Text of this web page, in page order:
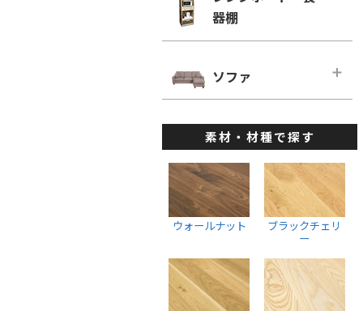
ウォールナット
ブラックチェリー
ホワイトアッシュ
スツール
■幅200cm
幅200cm－奥行き46cm
幅200cm－奥行き60cm
■幅220cm
幅220cm－奥行き46cm
幅220cmー奥行き60cm
■幅240cm
幅240cm－奥行き46cm
幅240cmー奥行き60cm
幅200cm以上
ブラックチェリー
ホワイトオーク
ホワイトアッシュ
幅100cm未満
幅100cm～150cm未満
幅150cm～200cm未満
幅200cm以上
ウォールナット
キャビネット・サイドボード
ウォールナット
ブラックチェリー
棚・ラック・シェルフ
ウォールナット
ブラックチェリー
ホワイトオーク
収納ボックス
器棚
ジ
レンジボード
ソファ
カウチソファ
1人掛けソファ
2人掛けソファ
3人掛けソファ
ブラックチェリー
ホワイトオーク
素材・材種で探す
ウォールナット
ブラックチェリ
ー